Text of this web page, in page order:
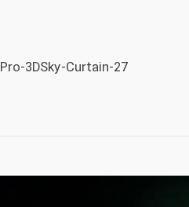
Pro-3DSky-Curtain-27